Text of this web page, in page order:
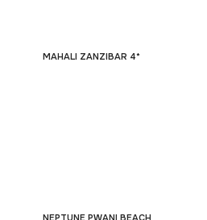
MAHALI ZANZIBAR 4*
NEPTUNE PWANI BEACH